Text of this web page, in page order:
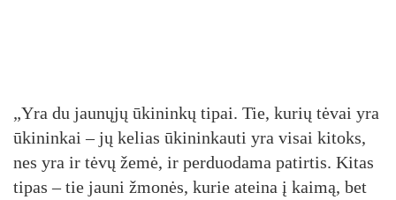
„Yra du jaunųjų ūkininkų tipai. Tie, kurių tėvai yra
ūkininkai – jų kelias ūkininkauti yra visai kitoks,
nes yra ir tėvų žemė, ir perduodama patirtis. Kitas
tipas – tie jauni žmonės, kurie ateina į kaimą, bet